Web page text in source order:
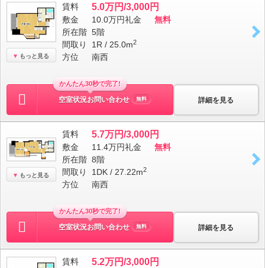
もっと見る
賃料 5.0万円/3,000円
敷金 10.0万円礼金
無料
所在階 5階
間取り
1R / 25.0m2
方位 南西
詳細を見る
かんたん30秒で完了!
空室状況お問い合わせ 無料
もっと見る
賃料 5.7万円/3,000円
敷金 11.4万円礼金
無料
所在階 8階
間取り
1DK / 27.22m2
方位 南西
詳細を見る
かんたん30秒で完了!
空室状況お問い合わせ 無料
賃料 5.2万円/3,000円